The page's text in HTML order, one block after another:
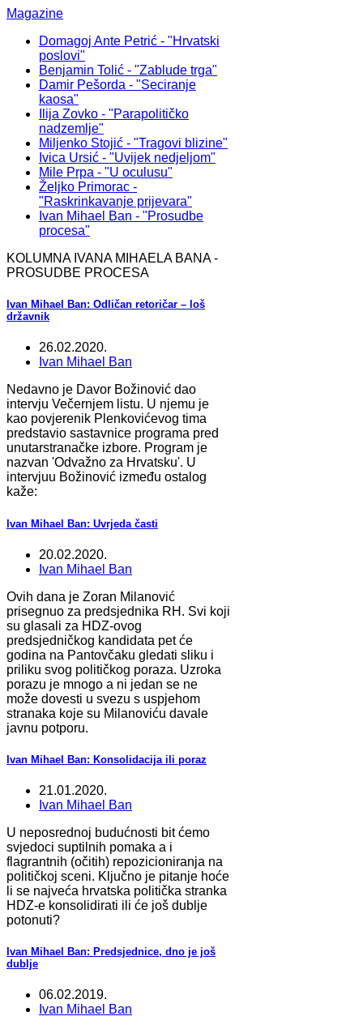
Magazine
Domagoj Ante Petrić - "Hrvatski
poslovi"
Benjamin Tolić - "Zablude trga"
Damir Pešorda - "Seciranje
kaosa"
Ilija Zovko - "Parapolitičko
nadzemlje"
Miljenko Stojić - "Tragovi blizine"
Ivica Ursić - "Uvijek nedjeljom"
Mile Prpa - "U oculusu"
Željko Primorac -
"Raskrinkavanje prijevara"
Ivan Mihael Ban - "Prosudbe
procesa"
KOLUMNA IVANA MIHAELA BANA -
PROSUDBE PROCESA
Ivan Mihael Ban: Odličan retoričar – loš
državnik
26.02.2020.
Ivan Mihael Ban
Nedavno je Davor Božinović dao
intervju Večernjem listu. U njemu je
kao povjerenik Plenkovićevog tima
predstavio sastavnice programa pred
unutarstranačke izbore. Program je
nazvan 'Odvažno za Hrvatsku'. U
intervjuu Božinović između ostalog
kaže:
Ivan Mihael Ban: Uvrjeda časti
20.02.2020.
Ivan Mihael Ban
Ovih dana je Zoran Milanović
prisegnuo za predsjednika RH. Svi koji
su glasali za HDZ-ovog
predsjedničkog kandidata pet će
godina na Pantovčaku gledati sliku i
priliku svog političkog poraza. Uzroka
porazu je mnogo a ni jedan se ne
može dovesti u svezu s uspjehom
stranaka koje su Milanoviću davale
javnu potporu.
Ivan Mihael Ban: Konsolidacija ili poraz
21.01.2020.
Ivan Mihael Ban
U neposrednoj budućnosti bit ćemo
svjedoci suptilnih pomaka a i
flagrantnih (očitih) repozicioniranja na
političkoj sceni. Ključno je pitanje hoće
li se najveća hrvatska politička stranka
HDZ-e konsolidirati ili će još dublje
potonuti?
Ivan Mihael Ban: Predsjednice, dno je još
dublje
06.02.2019.
Ivan Mihael Ban